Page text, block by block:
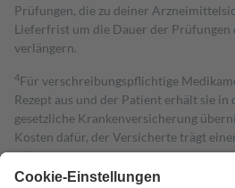
Prüfungen, die zu deiner
Lieferfrist um die Dauer der
verlängern.
4Für verschreibungspflichtige
Rezept aus und der Patient erhält sie in
gesetzliche Krankenversicherung
Kosten dafür, der Versicherte trägt
mit.
Grundsätzlich leisten Mitglieder